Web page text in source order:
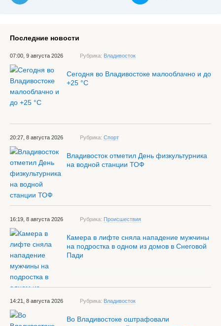
Последние новости
07:00, 9 августа 2026 Рубрика: Владивосток
Сегодня во Владивостоке малооблачно и до
+25 °С
20:27, 8 августа 2026 Рубрика: Спорт
Владивосток отметил День физкультурника
на водной станции ТОФ
16:19, 8 августа 2026 Рубрика: Происшествия
Камера в лифте сняла нападение мужчины
на подростка в одном из домов в Снеговой
Пади
14:21, 8 августа 2026 Рубрика: Владивосток
Во Владивостоке оштрафовали